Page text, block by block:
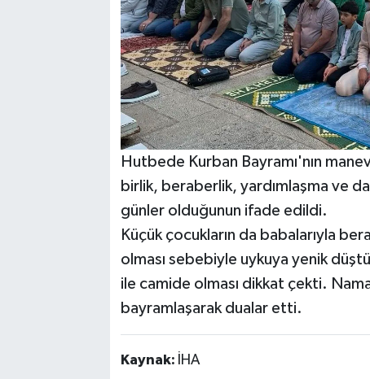
Hutbede Kurban Bayramı'nın
birlik, beraberlik, yardımlaşma ve
günler olduğunun ifade edildi.
Küçük çocukların da babalarıyla
olması sebebiyle uykuya yenik
ile camide olması dikkat çekti.
bayramlaşarak dualar etti.
Kaynak: İHA